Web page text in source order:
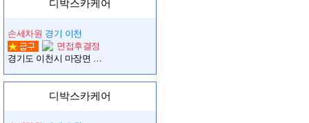
디박스카케어
손세차원 경기 이천
면접후결정
경기도 이천시 마장면 중고차 상품화 세차원 모집합니다.
디박스카케어